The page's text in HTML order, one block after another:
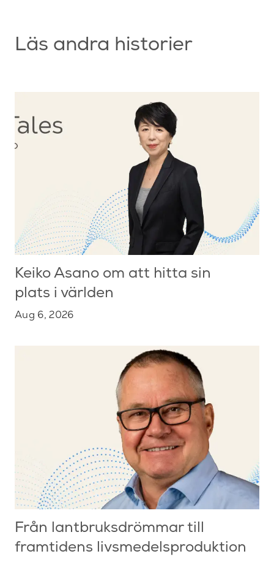
Läs andra historier
Keiko Asano om att hitta sin
plats i världen
Aug 6, 2026
Från lantbruksdrömmar till
framtidens livsmedelsproduktion